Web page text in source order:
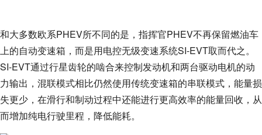
和大多数欧系PHEV所不同的是，指挥官PHEV不再保留燃油车
上的自动变速箱，而是用电控无级变速系统SI-EVT取而代之。
SI-EVT通过行星齿轮的啮合来控制发动机和两台驱动电机的动
力输出，混联模式相比仍然使用传统变速箱的串联模式，能量损
失更少，在滑行和制动过程中还能进行更高效率的能量回收，从
而增加纯电行驶里程，降低能耗。